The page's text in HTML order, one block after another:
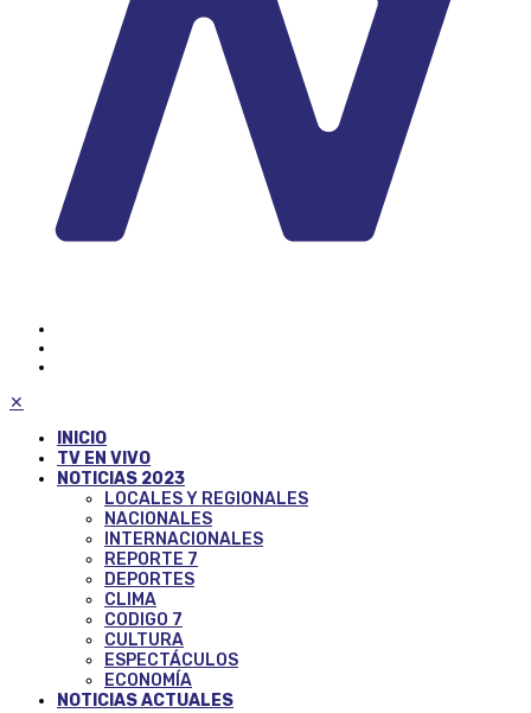
✕
INICIO
TV EN VIVO
NOTICIAS 2023
LOCALES Y REGIONALES
NACIONALES
INTERNACIONALES
REPORTE 7
DEPORTES
CLIMA
CODIGO 7
CULTURA
ESPECTÁCULOS
ECONOMÍA
NOTICIAS ACTUALES